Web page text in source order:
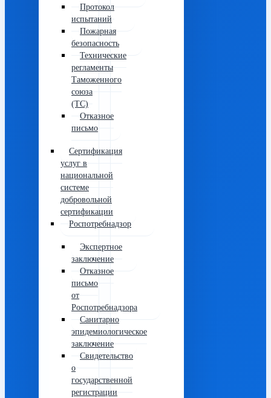
Протокол
испытаний
Пожарная
безопасность
Технические
регламенты
Таможенного
союза
(ТС)
Отказное
письмо
Сертификация
услуг в
национальной
системе
добровольной
сертификации
Роспотребнадзор
Экспертное
заключение
Отказное
письмо
от
Роспотребнадзора
Санитарно
эпидемиологическое
заключение
Свидетельство
о
государственной
регистрации